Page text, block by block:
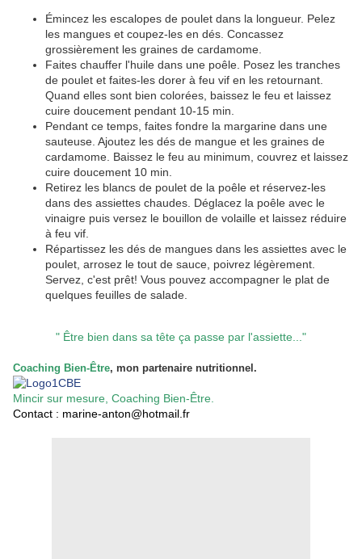
Émincez les escalopes de poulet dans la longueur. Pelez
les mangues et coupez-les en dés. Concassez
grossièrement les graines de cardamome.
Faites chauffer l'huile dans une poêle. Posez les tranches
de poulet et faites-les dorer à feu vif en les retournant.
Quand elles sont bien colorées, baissez le feu et laissez
cuire doucement pendant 10-15 min.
Pendant ce temps, faites fondre la margarine dans une
sauteuse. Ajoutez les dés de mangue et les graines de
cardamome. Baissez le feu au minimum, couvrez et laissez
cuire doucement 10 min.
Retirez les blancs de poulet de la poêle et réservez-les
dans des assiettes chaudes. Déglacez la poêle avec le
vinaigre puis versez le bouillon de volaille et laissez réduire
à feu vif.
Répartissez les dés de mangues dans les assiettes avec le
poulet, arrosez le tout de sauce, poivrez légèrement.
Servez, c'est prêt! Vous pouvez accompagner le plat de
quelques feuilles de salade.
" Être bien dans sa tête ça passe par l'assiette..."
Coaching Bien-Être, mon partenaire nutritionnel.
Mincir sur mesure, Coaching Bien-Être.
Contact : marine-anton@hotmail.fr